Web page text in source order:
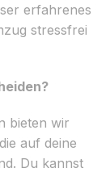
erfahrenes
stressfrei
bieten wir
auf deine
Du kannst